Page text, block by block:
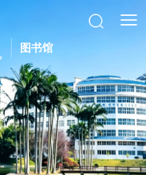
图书馆